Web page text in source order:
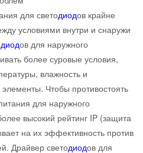
для светодиодов крайне
условиями внутри и снаружи
диодов для наружного
более суровые условия,
влажность и
Чтобы противостоять
для наружного
высокий рейтинг IP (защита
на их эффективность против
Драйвер светодиодов для